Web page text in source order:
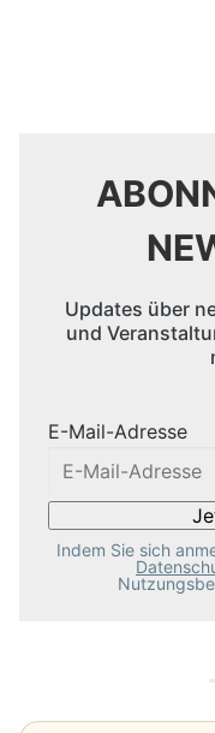
Updates über
und
E-Mail-Adresse
Indem Sie sich